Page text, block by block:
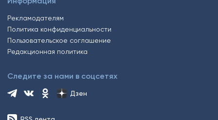
Рекламодателям
Политика конфиденциальности
Пользовательское соглашение
Редакционная политика
Следите за нами в соцсетях
Дзен